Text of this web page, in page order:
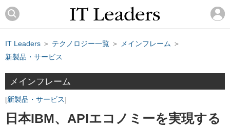
IT Leaders ＞ テクノロジー一覧 ＞ メインフレーム ＞
新製品・サービス
メインフレーム
新製品・サービス
日本IBM、APIエコノミーを実現する